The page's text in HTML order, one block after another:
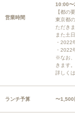
営業時間
10:00〜
【都の
東京都
ただきま
また土
・2022
・2022
※なお
きます。
詳しく
ランチ予算 〜1,500